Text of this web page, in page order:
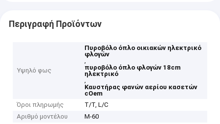
Περιγραφή Προϊόντων
Υψηλό φως
Πυροβόλο όπλο οικιακών ηλεκτρικό
φλογών
,
πυροβόλο όπλο φλογών 18cm
ηλεκτρικό
,
Καυστήρας φανών αερίου κασετών
cOem
Όροι πληρωμής
T/T, L/C
Αριθμό μοντέλου
Μ-60